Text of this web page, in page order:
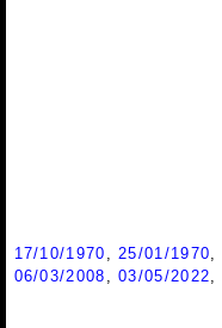
17/10/1970 ,25/01/1970,
06/03/2008 ,03/05/2022,